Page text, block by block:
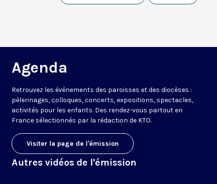
Agenda
Retrouvez les événements des paroisses et des diocèses :
pèlerinages, colloques, concerts, expositions, spectacles,
activités pour les enfants. Des rendez-vous partout en
France sélectionnés par la rédaction de KTO.
Visiter la page de l'émission
Autres vidéos de l'émission